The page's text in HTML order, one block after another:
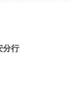
分行